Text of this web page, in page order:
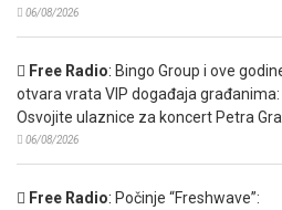
06/08/2026
Free Radio: Bingo Group i ove
otvara vrata VIP događaja građanima:
Osvojite ulaznice za koncert Petra
06/08/2026
Free Radio: Počinje “Freshwave”: